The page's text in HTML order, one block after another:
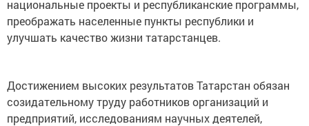
национальные проекты и республиканские программы,
преображать населенные пункты республики и
улучшать качество жизни татарстанцев.
Достижением высоких результатов Татарстан обязан
созидательному труду работников организаций и
предприятий, исследованиям научных деятелей,